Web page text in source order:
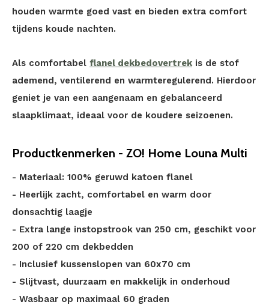
houden warmte goed vast en bieden extra comfort
tijdens koude nachten.
Als comfortabel flanel dekbedovertrek is de stof
ademend, ventilerend en warmteregulerend. Hierdoor
geniet je van een aangenaam en gebalanceerd
slaapklimaat, ideaal voor de koudere seizoenen.
Productkenmerken - ZO! Home Louna Multi
- Materiaal: 100% geruwd katoen flanel
- Heerlijk zacht, comfortabel en warm door
donsachtig laagje
- Extra lange instopstrook van 250 cm, geschikt voor
200 of 220 cm dekbedden
- Inclusief kussenslopen van 60x70 cm
- Slijtvast, duurzaam en makkelijk in onderhoud
- Wasbaar op maximaal 60 graden